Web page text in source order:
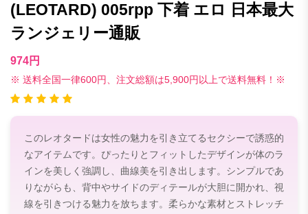
(LEOTARD) 005rpp 下着 エロ 日本最大
ランジェリー通販
974円
※ 送料全国一律600円、注文総額は5,900円以上で送料無料！※
このレオタードは女性の魅力を引き立てるセクシーで誘惑的
なアイテムです。ぴったりとフィットしたデザインが体のラ
インを美しく強調し、曲線美を引き出します。シンプルであ
りながらも、背中やサイドのディテールが大胆に開かれ、視
線を引きつける魅力を放ちます。柔らかな素材とストレッチ